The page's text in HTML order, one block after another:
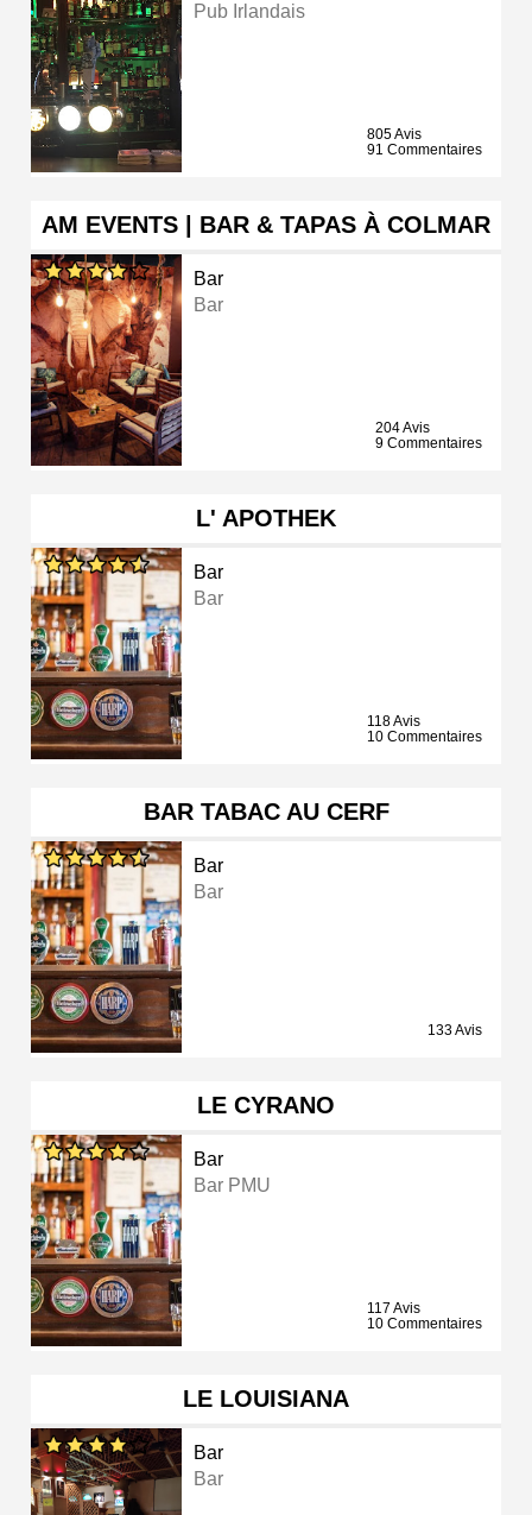
Pub Irlandais
805 Avis
91 Commentaires
AM EVENTS | BAR & TAPAS À COLMAR
Bar
Bar
204 Avis
9 Commentaires
L' APOTHEK
Bar
Bar
118 Avis
10 Commentaires
BAR TABAC AU CERF
Bar
Bar
133 Avis
LE CYRANO
Bar
Bar PMU
117 Avis
10 Commentaires
LE LOUISIANA
Bar
Bar